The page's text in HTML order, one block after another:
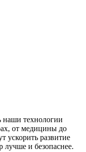
наши технологии
от медицины до
ускорить развитие
и безопаснее.